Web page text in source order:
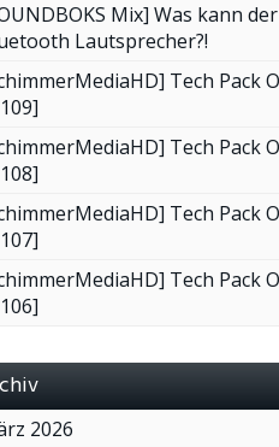
Mix] Was kann
Lautsprecher?!
Tech Pack
Tech Pack
Tech Pack
Tech Pack
2026